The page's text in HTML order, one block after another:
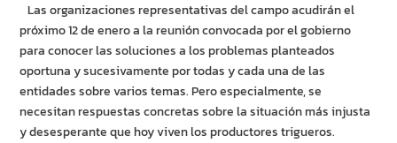
Las organizaciones representativas del campo acudirán el
próximo 12 de enero a la reunión convocada por el gobierno
para conocer las soluciones a los problemas planteados
oportuna y sucesivamente por todas y cada una de las
entidades sobre varios temas. Pero especialmente, se
necesitan respuestas concretas sobre la situación más injusta
y desesperante que hoy viven los productores trigueros.